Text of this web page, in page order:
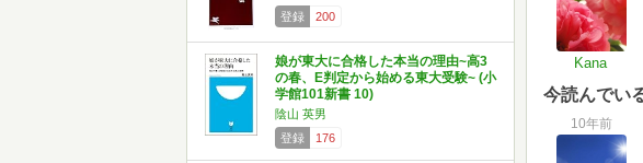
登録
200
娘が東大に合格した本当の理由~高3
の春、E判定から始める東大受験~ (小
学館101新書 10)
陰山 英男
登録
176
Kana
今読んでい
10年前